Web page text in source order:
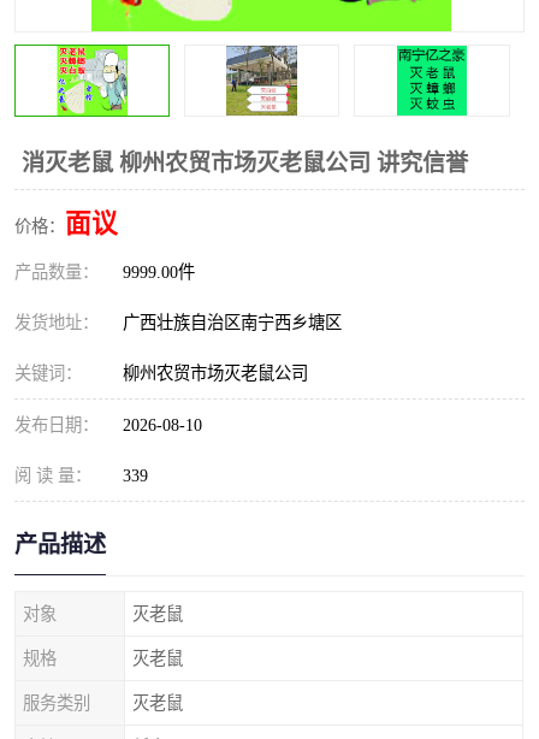
消灭老鼠 柳州农贸市场灭老鼠公司 讲究信誉
价格： 面议
产品数量： 9999.00件
发货地址： 广西壮族自治区南宁西乡塘区
关键词： 柳州农贸市场灭老鼠公司
发布日期： 2026-08-10
阅 读 量： 339
产品描述
对象 灭老鼠
规格 灭老鼠
服务类别 灭老鼠